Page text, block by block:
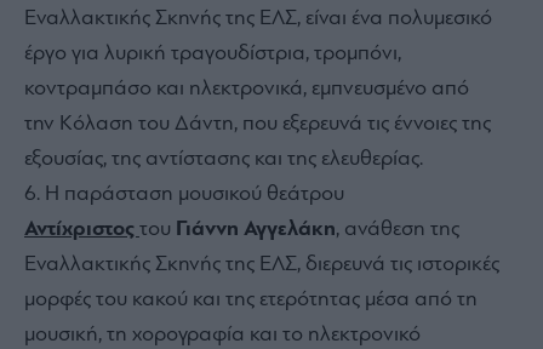
Εναλλακτικής Σκηνής της ΕΛΣ, είναι ένα πολυμεσικό
έργο για λυρική τραγουδίστρια, τρομπόνι,
κοντραμπάσο και ηλεκτρονικά, εμπνευσμένο από
την Κόλαση του Δάντη, που εξερευνά τις έννοιες της
εξουσίας, της αντίστασης και της ελευθερίας.
Η παράσταση μουσικού θεάτρου
Αντίχριστος του Γιάννη Αγγελάκη, ανάθεση της
Εναλλακτικής Σκηνής της ΕΛΣ, διερευνά τις ιστορικές
μορφές του κακού και της ετερότητας μέσα από τη
μουσική, τη χορογραφία και το ηλεκτρονικό